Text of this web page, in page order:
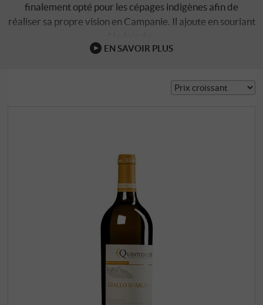
finalement opté pour les cépages indigènes afin de
réaliser sa propre vision en Campanie. Il ajoute en souriant
EN SAVOIR PLUS